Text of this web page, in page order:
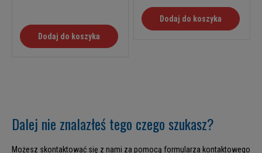
Dodaj do koszyka
Dodaj do koszyka
Dalej nie znalazłeś tego czego szukasz?
Możesz skontaktować się z nami za pomocą formularza kontaktowego